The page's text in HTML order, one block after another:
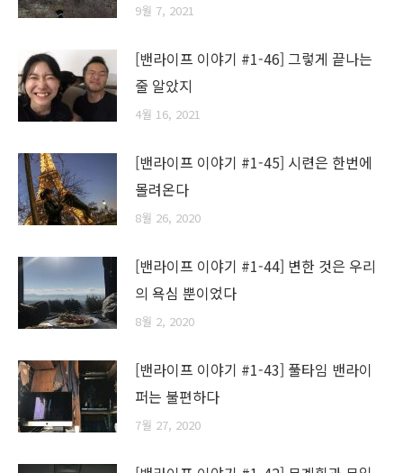
9월 7, 2021
[밴라이프 이야기 #1-46] 그렇게 끝나는
줄 알았지
4월 16, 2021
[밴라이프 이야기 #1-45] 시련은 한번에
몰려온다
8월 26, 2020
[밴라이프 이야기 #1-44] 변한 것은 우리
의 욕심 뿐이었다
8월 2, 2020
[밴라이프 이야기 #1-43] 풀타임 밴라이
퍼는 불편하다
7월 27, 2020